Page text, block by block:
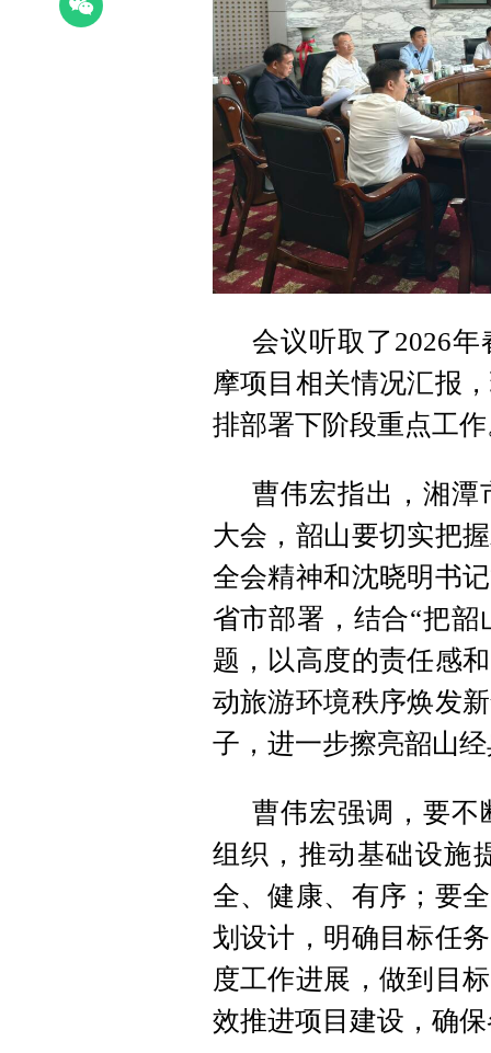
会议听取了2026
摩项目相关情况汇报
排部署下阶段重点工
曹伟宏指出，湘潭
大会，韶山要切实把
全会精神和沈晓明书
省市部署，结合“把韶
题，以高度的责任感
动旅游环境秩序焕发
子，进一步擦亮韶山
曹伟宏强调，要不
组织，推动基础设施
全、健康、有序；要
划设计，明确目标任
度工作进展，做到目
效推进项目建设，确